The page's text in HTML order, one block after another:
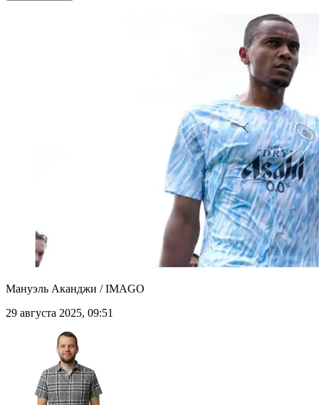
Мануэль Аканджи / IMAGO
29 августа 2025, 09:51